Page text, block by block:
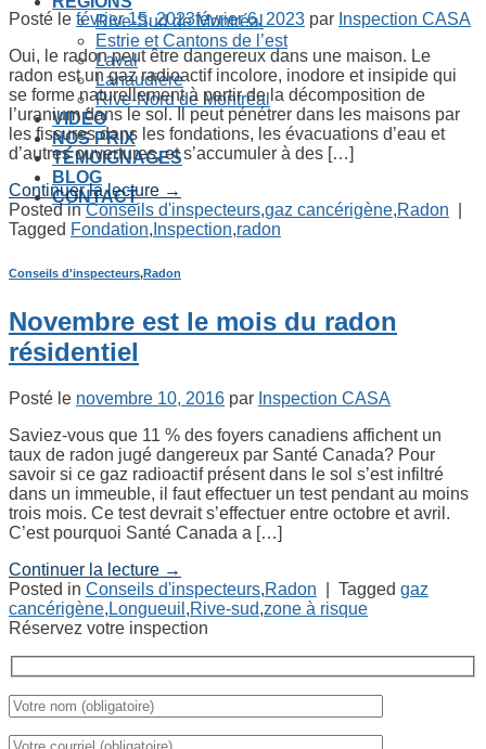
Rive-Sud de Montréal
Estrie et Cantons de l’est
Laval
Lanaudière
Rive-Nord de Montréal
VIDÉO
NOS PRIX
TÉMOIGNAGES
BLOG
CONTACT
Posté le février 15, 2023février 6, 2023 par Inspection CASA
Oui, le radon peut être dangereux dans une maison. Le
radon est un gaz radioactif incolore, inodore et insipide qui
se forme naturellement à partir de la décomposition de
l’uranium dans le sol. Il peut pénétrer dans les maisons par
les fissures dans les fondations, les évacuations d’eau et
d’autres ouvertures, et s’accumuler à des […]
Continuer la lecture →
Posted inConseils d'inspecteurs,gaz cancérigène,Radon
Tagged Fondation, Inspection,radon
Conseils d'inspecteurs,Radon
Novembre est le mois du radon
résidentiel
Posté le novembre 10, 2016 par Inspection CASA
Saviez-vous que 11 % des foyers canadiens affichent un
taux de radon jugé dangereux par Santé Canada? Pour
savoir si ce gaz radioactif présent dans le sol s’est infiltré
dans un immeuble, il faut effectuer un test pendant au moins
trois mois. Ce test devrait s’effectuer entre octobre et avril.
C’est pourquoi Santé Canada a […]
Continuer la lecture →
Posted in Conseils d'inspecteurs,Radon Tagged gaz
cancérigène, Longueuil ,Rive-sud,zone à risque
Réservez votre inspection